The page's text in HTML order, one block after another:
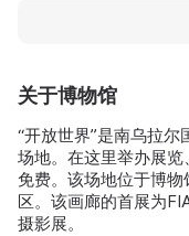
关于博物馆
“开放世界”是南乌拉
场地。在这里举办展
免费。该场地位于博物
区。该画廊的首展为
摄影展。